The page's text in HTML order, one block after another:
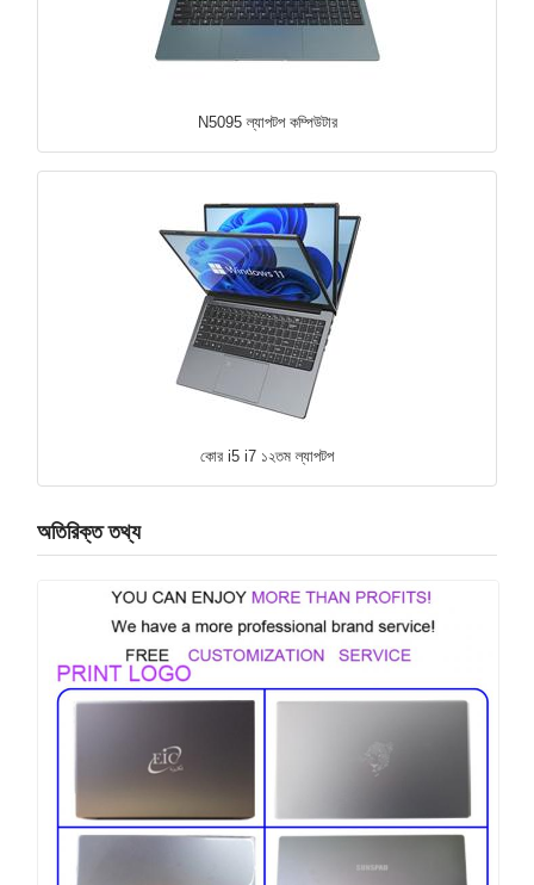
N5095 ল্যাপটপ কম্পিউটার
কোর i5 i7 ১২তম ল্যাপটপ
অতিরিক্ত তথ্য